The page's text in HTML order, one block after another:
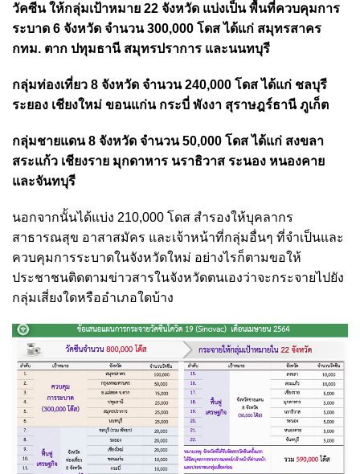
วัคซีน ให้กลุ่มเป้าหมาย 22 จังหวัด แบ่งเป็น พื้นที่ควบคุมการ
ระบาด 6 จังหวัด จำนวน 300,000 โดส ได้แก่ สมุทรสาคร
กทม. ตาก ปทุมธานี สมุทรปราการ และนนทบุรี
กลุ่มท่องเที่ยว 8 จังหวัด จำนวน 240,000 โดส ได้แก่ ชลบุรี
ระยอง เชียงใหม่ ขอนแก่น กระบี่ พังงา สุราษฎร์ธานี ภูเก็ต
กลุ่มชายแดน 8 จังหวัด จำนวน 50,000 โดส ได้แก่ สงขลา
สระแก้ว เชียงราย มุกดาหาร นราธิวาส ระนอง หนองคาย
และจันทบุรี
นอกจากนั้นได้แบ่ง 210,000 โดส สำรองให้บุคลากร
สาธารณสุข อาสาสมัคร และเจ้าหน้าที่กลุ่มอื่นๆ ที่จำเป็นและ
ควบคุมการระบาดในจังหวัดใหม่ อย่างไรก็ตามขอให้
ประชาชนติดตามข่าวสารในจังหวัดตนเองว่าจะกระจายไปยัง
กลุ่มเสี่ยงใดหรืออำเภอใดบ้าง